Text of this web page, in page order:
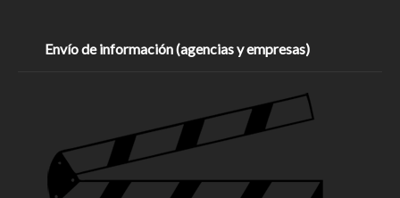
Envío de información (agencias y empresas)